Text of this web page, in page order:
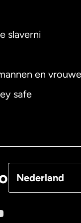
slaverni
en
safe
Nederland
Australië